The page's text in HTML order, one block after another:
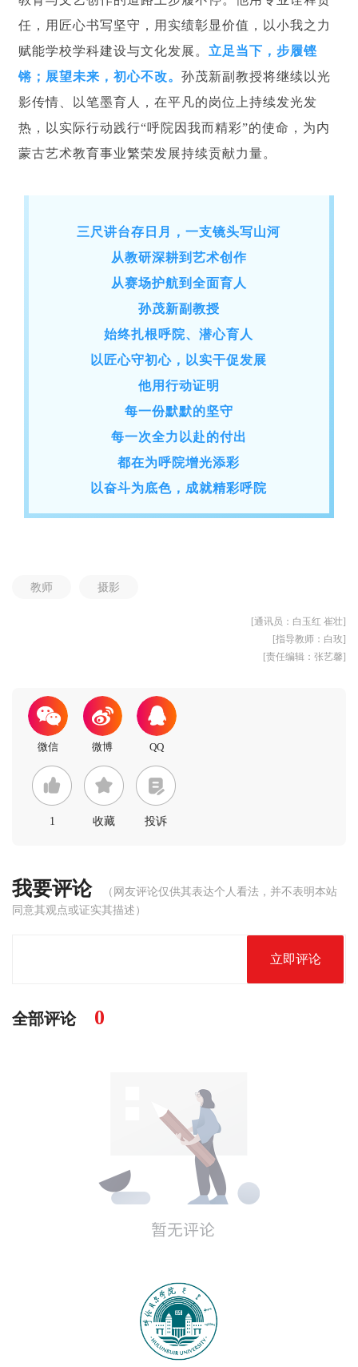
任，用匠心书写坚守，用实绩彰显价值，以小我之力
赋能学校学科建设与文化发展。 立足当下，步履铿
锵；展望未来，初心不改。 孙茂新副教授将继续以光
影传情、以笔墨育人，在平凡的岗位上持续发光发
热，以实际行动践行“呼院因我而精彩”的使命，为内
蒙古艺术教育事业繁荣发展持续贡献力量。
三尺讲台存日月，一支镜头写山河
从教研深耕到艺术创作
从赛场护航到全面育人
孙茂新副教授
始终扎根呼院、潜心育人
以匠心守初心，以实干促发展
他用行动证明
每一份默默的坚守
每一次全力以赴的付出
都在为呼院增光添彩
以奋斗为底色，成就精彩呼院
教师 摄影
[通讯员：白玉红 崔壮]
[指导教师：白玫]
[责任编辑：张艺馨]
1 收藏 投诉
我要评论
（网友评论仅供其表达个人看法，并不表明本站
同意其观点或证实其描述）
立即评论
全部评论 0